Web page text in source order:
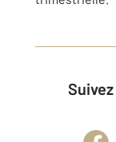
Suivez l’actualité immobilière et